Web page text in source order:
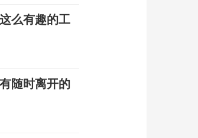
么有趣的工
随时离开的